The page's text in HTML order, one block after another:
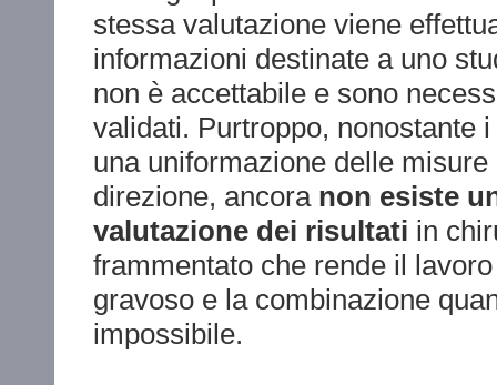
stessa valutazione viene
informazioni destinate a uno
non è accettabile e sono
validati. Purtroppo, nonostante
una uniformazione delle
direzione, ancora non esiste
valutazione dei risultati in
frammentato che rende il
gravoso e la combinazione
impossibile.